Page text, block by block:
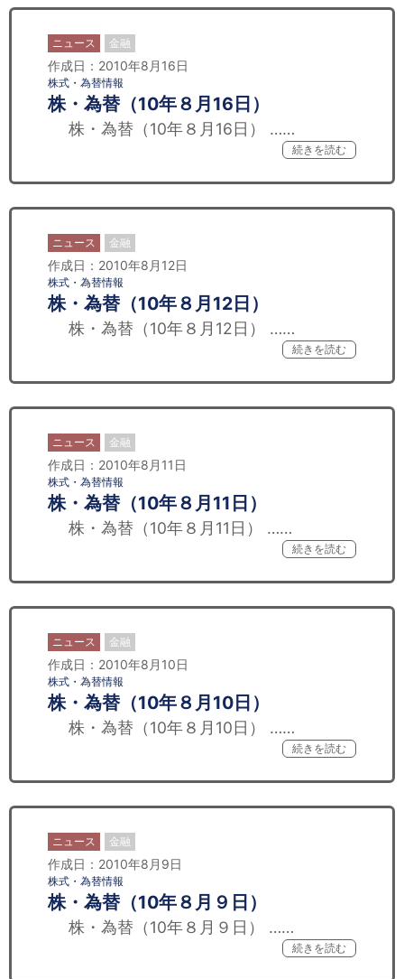
ニュース 金融
作成日：2010年8月16日
株式・為替情報
株・為替（10年８月16日）
株・為替（10年８月16日） ……
続きを読む
ニュース 金融
作成日：2010年8月12日
株式・為替情報
株・為替（10年８月12日）
株・為替（10年８月12日） ……
続きを読む
ニュース 金融
作成日：2010年8月11日
株式・為替情報
株・為替（10年８月11日）
株・為替（10年８月11日） ……
続きを読む
ニュース 金融
作成日：2010年8月10日
株式・為替情報
株・為替（10年８月10日）
株・為替（10年８月10日） ……
続きを読む
ニュース 金融
作成日：2010年8月9日
株式・為替情報
株・為替（10年８月９日）
株・為替（10年８月９日） ……
続きを読む